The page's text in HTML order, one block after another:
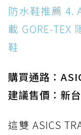
防水鞋推薦 4.
載 GORE-TEX
鞋
購買通路：
建議售價：新
這雙 ASICS